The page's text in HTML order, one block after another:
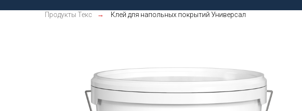
Продукты Текс → Клей для напольных покрытий Универсал